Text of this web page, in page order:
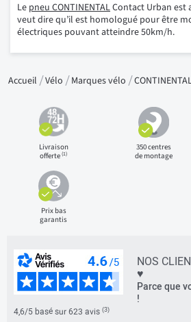
Le pneu CONTINENTALContact Urban est
veut dire qu’il est homologué pour être
électriques pouvant atteindre 50km/h.
Accueil Vélo Marques vélo
Livraison
offerte(1)
350 centres
de montage
Prix bas
garantis
NOS
♥
Parce que
!
4,6/5 basé sur 623 avis (3)